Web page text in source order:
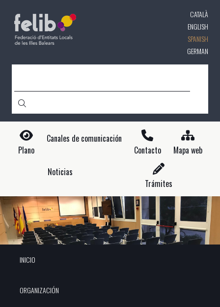
contenido
principal
CATALÀ
ENGLISH
SPANISH
GERMAN
Plano
Canales de comunicación
Contacto
Mapa web
Noticias
Trámites
INICIO
ORGANIZACIÓN